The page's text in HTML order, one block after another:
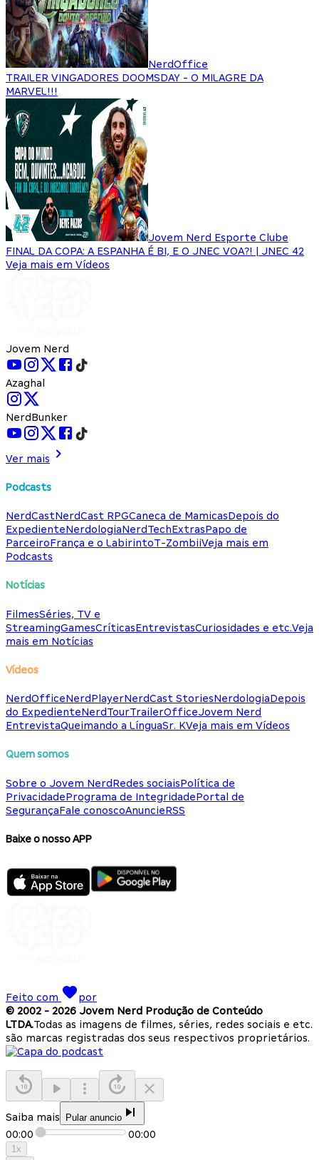
NerdOffice
TRAILER VINGADORES DOOMSDAY - O MILAGRE DA
MARVEL!!!
Jovem Nerd Esporte Clube
FINAL DA COPA: A ESPANHA É BI, E O JNEC VOA?! | JNEC 42
Veja mais em Vídeos
Jovem Nerd
Azaghal
NerdBunker
Ver mais
Podcasts
NerdCastNerdCast RPGCaneca de MamicasDepois do
ExpedienteNerdologiaNerdTechExtrasPapo de
ParceiroFrança e o LabirintoT-ZombiiVeja mais em
Podcasts
Notícias
FilmesSéries, TV e
StreamingGamesCríticasEntrevistasCuriosidades e etc.Veja
mais em Notícias
Vídeos
NerdOfficeNerdPlayerNerdCast StoriesNerdologiaDepois
do ExpedienteNerdTourTrailerOfficeJovem Nerd
EntrevistaQueimando a LínguaSr. KVeja mais em Vídeos
Quem somos
Sobre o Jovem NerdRedes sociaisPolítica de
PrivacidadePrograma de IntegridadePortal de
SegurançaFale conoscoAnuncieRSS
Baixe o nosso APP
Feito com
por
© 2002 - 2026 Jovem Nerd Produção de Conteúdo
LTDA.Todas as imagens de filmes, séries, redes sociais e etc.
são marcas registradas dos seus respectivos proprietários.
Saiba mais Pular anuncio
00:00 00:00
1x